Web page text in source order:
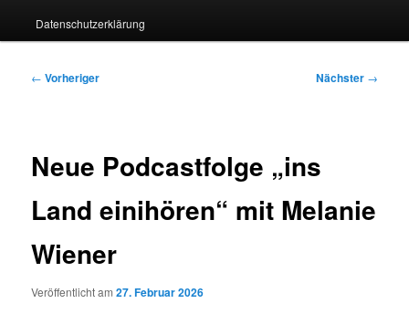
Datenschutzerklärung
Beitragsnavigation
← Vorheriger Nächster →
Neue Podcastfolge „ins
Land einihören“ mit Melanie
Wiener
Veröffentlicht am27. Februar 2026